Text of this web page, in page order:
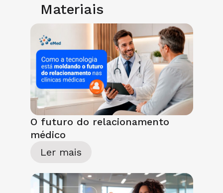
Materiais
O futuro do relacionamento
médico
Ler mais